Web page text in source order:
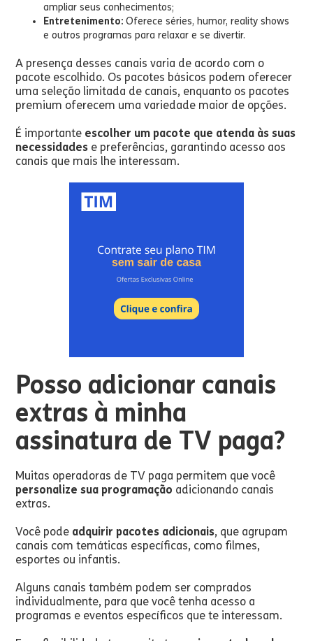
ampliar seus conhecimentos;
Entretenimento: Oferece séries, humor, reality shows
e outros programas para relaxar e se divertir.
A presença desses canais varia de acordo com o
pacote escolhido. Os pacotes básicos podem oferecer
uma seleção limitada de canais, enquanto os pacotes
premium oferecem uma variedade maior de opções.
É importante escolher um pacote que atenda às suas
necessidades e preferências, garantindo acesso aos
canais que mais lhe interessam.
Posso adicionar canais
extras à minha
assinatura de TV paga?
Muitas operadoras de TV paga permitem que você
personalize sua programação adicionando canais
extras.
Você pode adquirir pacotes adicionais, que agrupam
canais com temáticas específicas, como filmes,
esportes ou infantis.
Alguns canais também podem ser comprados
individualmente, para que você tenha acesso a
programas e eventos específicos que te interessam.